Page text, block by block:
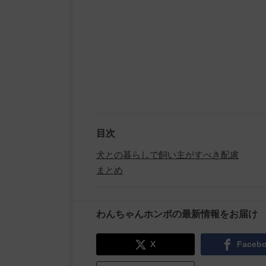
目次
犬との暮らしで飼い主がすべき配慮
まとめ
わんちゃんホンポの最新情報をお届け
X